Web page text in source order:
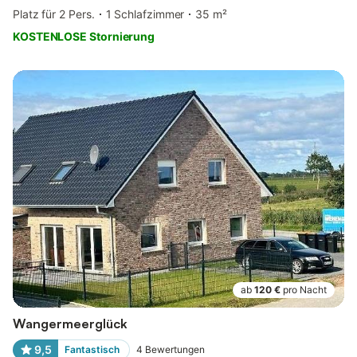
Platz für 2 Pers.
1 Schlafzimmer
35 m²
KOSTENLOSE Stornierung
ab 120 € pro Nacht
Wangermeerglück
9,5 Fantastisch 4 Bewertungen